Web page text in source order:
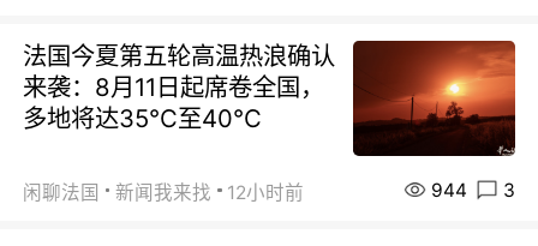
法国今夏第五轮高温热浪确认
来袭：8月11日起席卷全国，
多地将达35℃至40℃
闲聊法国 新闻我来找 12小时前 944 3